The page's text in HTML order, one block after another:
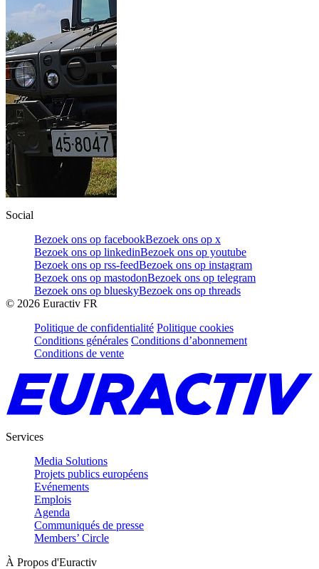
Social
Bezoek ons op facebookBezoek ons op x
Bezoek ons op linkedinBezoek ons op youtube
Bezoek ons op rss-feedBezoek ons op instagram
Bezoek ons op mastodonBezoek ons op telegram
Bezoek ons op blueskyBezoek ons op threads
© 2026 Euractiv FR
Politique de confidentialité Politique cookies
Conditions générales Conditions d’abonnement
Conditions de vente
Services
Media Solutions
Projets publics européens
Evénements
Emplois
Agenda
Communiqués de presse
Members’ Circle
À Propos d'Euractiv